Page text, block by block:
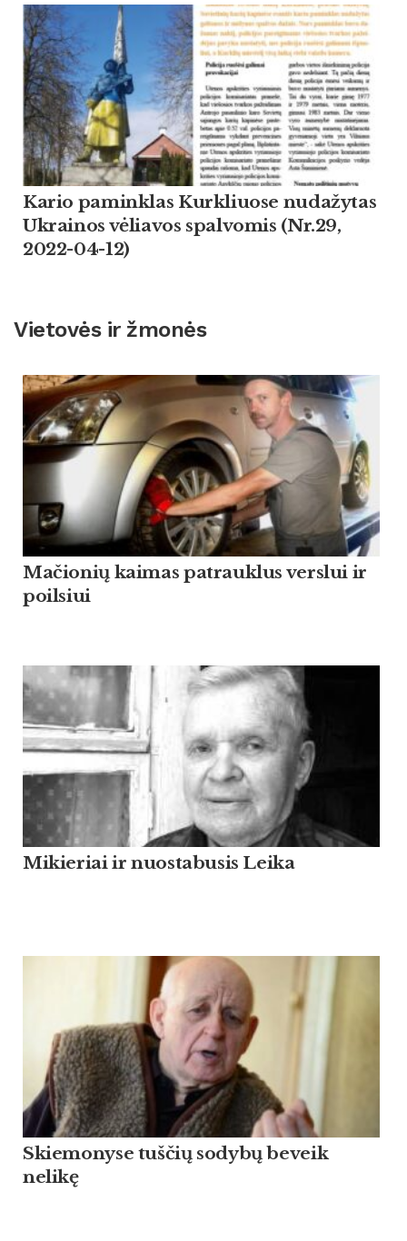
Kario paminklas Kurkliuose nudažytas
Ukrainos vėliavos spalvomis (Nr.29,
2022-04-12)
Vietovės ir žmonės
Mačionių kaimas patrauklus verslui ir
poilsiui
Mikieriai ir nuostabusis Leika
Skiemonyse tuščių sodybų beveik
nelikę